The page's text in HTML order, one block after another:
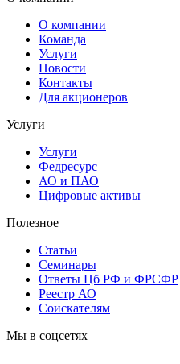
О компании
Команда
Услуги
Новости
Контакты
Для акционеров
Услуги
Услуги
Федресурс
АО и ПАО
Цифровые активы
Полезное
Статьи
Cеминары
Ответы Цб РФ и ФРСФР
Реестр АО
Соискателям
Мы в соцсетях